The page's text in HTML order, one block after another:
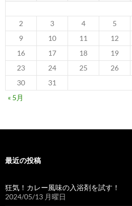
2
3 4 5
9
10 11 12
16
17 18 19
23
24 25 26
30
31
« 5月
最近の投稿
狂気！カレー風味の入浴剤を試す！
2024/05/13 月曜日